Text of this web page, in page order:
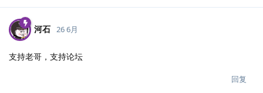
河石 26 6月
支持老哥，支持论坛
回复